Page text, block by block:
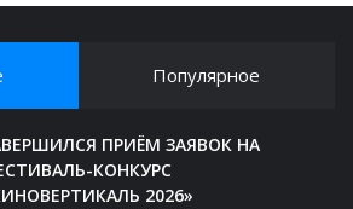
Популярное
ПРИЁМ ЗАЯВОК НА
КОНКУРС
2026»